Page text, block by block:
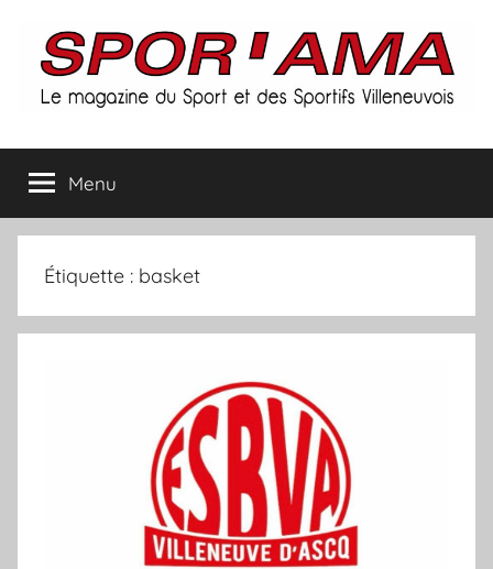
contenu
Spor'ama
le
magazine
Menu
Étiquette : basket